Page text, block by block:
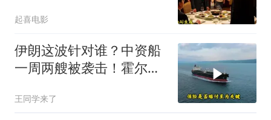
起喜电影
伊朗这波针对谁？中资船
一周两艘被袭击！霍尔木
彻底破灭！
王同学来了